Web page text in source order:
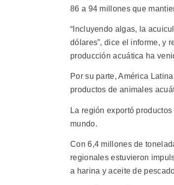
86 a 94 millones que
“Incluyendo algas, la
dólares”, dice el informe, y
producción acuática ha
Por su parte, América
productos de animales
La región exportó
mundo.
Con 6,4 millones de
regionales estuvieron
a harina y aceite de